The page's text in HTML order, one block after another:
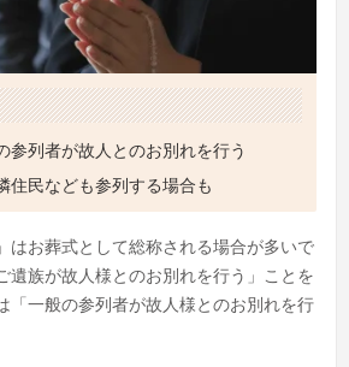
参列者が故人とのお別れを行う
住民なども参列する場合も
はお葬式として総称される場合が多いで
遺族が故人様とのお別れを行う」ことを
「一般の参列者が故人様とのお別れを行